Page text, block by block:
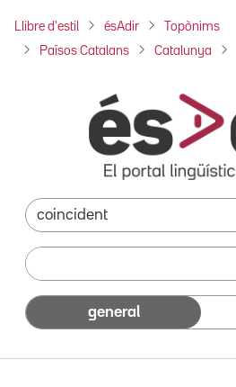
Llibre d'estil ésAdir Topònims
Països Catalans Catalunya
general